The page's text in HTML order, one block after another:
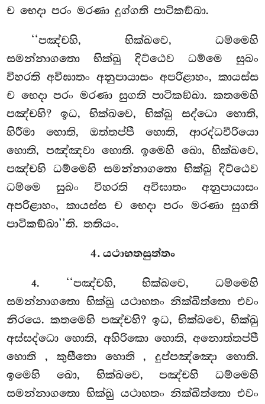
ච භෙදා පරං මරණා දුග්ගති පාටිකඞ්ඛා.
‘‘පඤ්චහි, භික්ඛවෙ, ධම්මෙහි
සමන්නාගතො භික්ඛු දිට්ඨෙව ධම්මෙ සුඛං
විහරති අවිඝාතං අනුපායාසං අපරිළාහං, කායස්ස
ච භෙදා පරං මරණා සුගති පාටිකඞ්ඛා. කතමෙහි
පඤ්චහි? ඉධ, භික්ඛවෙ, භික්ඛු සද්ධො හොති,
හිරීමා හොති, ඔත්තප්පී හොති, ආරද්ධවීරියො
හොති, පඤ්ඤවා හොති. ඉමෙහි ඛො, භික්ඛවෙ,
පඤ්චහි ධම්මෙහි සමන්නාගතො භික්ඛු දිට්ඨෙව
ධම්මෙ සුඛං විහරති අවිඝාතං අනුපායාසං
අපරිළාහං, කායස්ස ච භෙදා පරං මරණා සුගති
පාටිකඞ්ඛා’’ති. තතියං.
4. යථාභතසුත්තං
4. ‘‘පඤ්චහි, භික්ඛවෙ, ධම්මෙහි
සමන්නාගතො භික්ඛු යථාභතං නික්ඛිත්තො එවං
නිරයෙ. කතමෙහි පඤ්චහි? ඉධ, භික්ඛවෙ, භික්ඛු
අස්සද්ධො හොති, අහිරිකො හොති, අනොත්තප්පී
හොති , කුසීතො හොති, දුප්පඤ්ඤො හොති.
ඉමෙහි ඛො, භික්ඛවෙ, පඤ්චහි ධම්මෙහි
සමන්නාගතො භික්ඛු යථාභතං නික්ඛිත්තො එවං